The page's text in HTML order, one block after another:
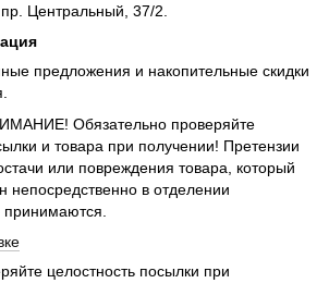
пр. Центральный, 37/2.
предложения и накопительные скидки
Обязательно проверяйте
и товара при получении! Претензии
или повреждения товара, который
непосредственно в отделении
принимаются.
целостность посылки при